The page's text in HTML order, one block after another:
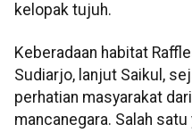
kelopak tujuh.
Keberadaan habitat
Sudiarjo, lanjut Saikul,
perhatian masyarakat
mancanegara. Salah